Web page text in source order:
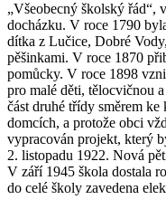
„Všeobecný školský řád“,
docházku. V roce 1790
dítka z Lučice, Dobré
pěšinkami. V roce 1870
pomůcky. V roce 1898
pro malé děti, tělocvičnou
část druhé třídy směrem
domcích, a protože obci
vypracován projekt, který
2. listopadu 1922. Nová
V září 1945 škola dostala
do celé školy zavedena